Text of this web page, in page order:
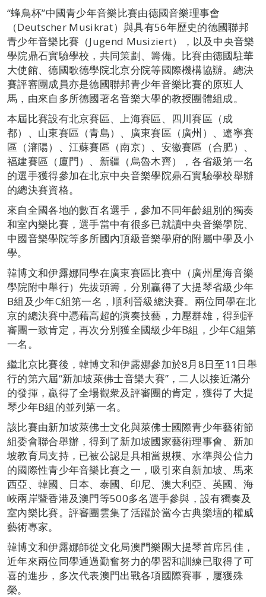
“蜂鳥杯”中國青少年音樂比賽由德國音樂理事會
（Deutscher Musikrat）與具有56年歷史的德國聯邦
青少年音樂比賽（Jugend Musiziert），以及中央音樂
學院鼎石實驗學校，共同策劃、籌備。比賽由德國駐華
大使館、德國歌德學院北京分院等國際機構協辦。總決
賽評審團成員亦是德國聯邦青少年音樂比賽的原班人
馬，由來自多所德國著名音樂大學的教授團體組成。
本屆比賽設有北京賽區、上海賽區、四川賽區（成
都）、山東賽區（青島）、廣東賽區（廣州）、遼寧賽
區（瀋陽）、江蘇賽區（南京）、安徽賽區（合肥）、
福建賽區（廈門）、新疆（烏魯木齊），各省級第一名
的選手獲得參加在北京中央音樂學院鼎石實驗學校舉辦
的總決賽資格。
來自全國各地的數百名選手，參加不同年齡組別的獨奏
和室內樂比賽，選手當中有很多已就讀中央音樂學院、
中國音樂學院等多所國內頂級音樂學府的附屬中學及小
學。
韓博文和伊露娜同學在廣東賽區比賽中（廣州星海音樂
學院附中舉行）先拔頭籌，分別贏得了大提琴省級少年
B組及少年C組第一名，順利晉級總決賽。兩位同學在北
京的總決賽中憑藉高超的演奏技藝，力壓群雄，得到評
審團一致肯定，再次分別獲全國級少年B組，少年C組第
一名。
繼北京比賽後，韓博文和伊露娜參加於8月8日至11日舉
行的第六屆“新加坡萊佛士音樂大賽”，二人以接近滿分
的發揮，贏得了全場觀衆及評審團的肯定，獲得了大提
琴少年B組的並列第一名。
該比賽由新加坡萊佛士文化與萊佛士國際青少年藝術節
組委會聯合舉辦，得到了新加坡國家藝術理事會、新加
坡教育局支持，已被公認是具相當規模、水準與公信力
的國際性青少年音樂比賽之一，吸引來自新加坡、馬來
西亞、韓國、日本、泰國、印尼、澳大利亞、英國、海
峽兩岸暨香港及澳門等500多名選手參與，設有獨奏及
室內樂比賽。評審團雲集了活躍於當今古典樂壇的權威
藝術專家。
韓博文和伊露娜師從文化局澳門樂團大提琴首席呂佳，
近年來兩位同學通過勤奮努力的學習和訓練已取得了可
喜的進步，多次代表澳門出戰各項國際賽事，屢獲殊
榮。